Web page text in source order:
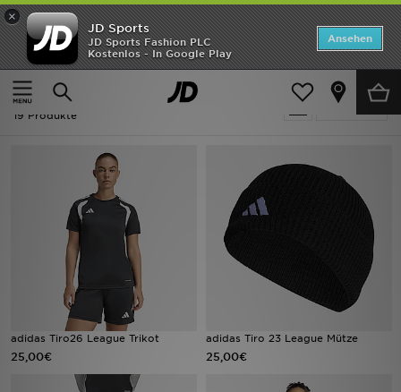
×
JD Sports
JD Sports Fashion PLC
Kostenlos - In Google Play
Ansehen
Home
Frauen
Verfeinern
Frauen - Fußball - Adidas Tiro
19 Produkte
adidas Tiro26 League Trikot
25,00€
adidas Tiro 23 League Mütze
25,00€
ANGEBOTE
Neuheiten
Herren
Bestsellers
Sport